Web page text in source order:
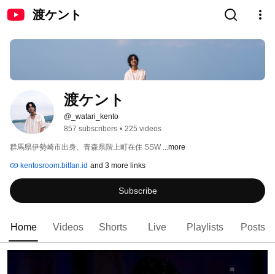
渡ケント
渡ケント
@_watari_kento
857 subscribers • 225 videos
群馬県伊勢崎市出身、青森県階上町在住 SSW ...more
kentosroom.bitfan.id and 3 more links
Subscribe
Home Videos Shorts Live Playlists Posts